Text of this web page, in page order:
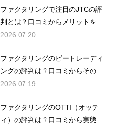
ファクタリングで注目のJTCの評
判とは？口コミからメリットを徹
底解説
2026.07.20
ファクタリングのビートレーディ
ングの評判は？口コミからその実
態を徹底解説
2026.07.19
ファクタリングのOTTI（オッテ
ィ）の評判は？口コミから実態を